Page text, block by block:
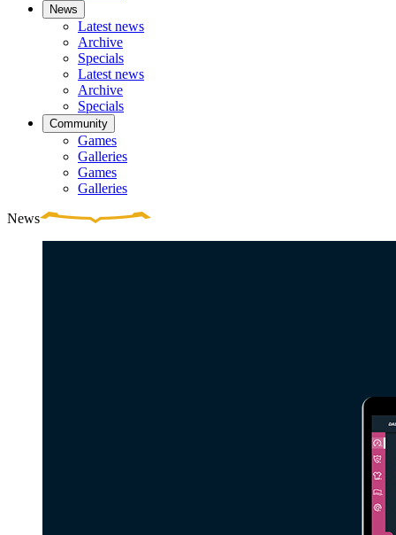
News
Latest news
Archive
Specials
Latest news
Archive
Specials
Community
Games
Galleries
Games
Galleries
News